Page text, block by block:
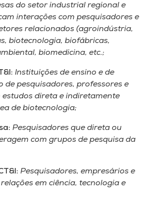
do setor industrial regional e
interações com pesquisadores e
relacionados (agroindústria,
biotecnologia, biofábricas,
biomedicina, etc.;
Instituições de ensino e de
de pesquisadores, professores e
direta e indiretamente
de biotecnologia;
Pesquisadores que direta ou
com grupos de pesquisa da
Pesquisadores, empresários e
em ciência, tecnologia e